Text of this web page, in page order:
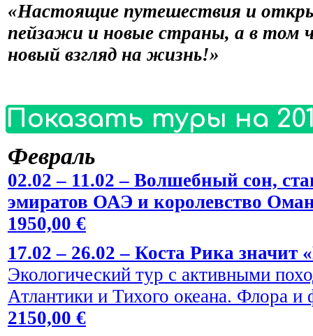
«Настоящие путешествия и
пейзажи и новые страны, а в том
новый взгляд на жизнь!»
Показать туры на
Февраль
02.02 – 11.02 – Волшебный сон,
эмиратов ОАЭ и королевство
1950,00 €
17.02 – 26.02 – Коста Рика значит
Экологический тур с активными
Атлантики и Тихого океана. Флора
2150,00 €